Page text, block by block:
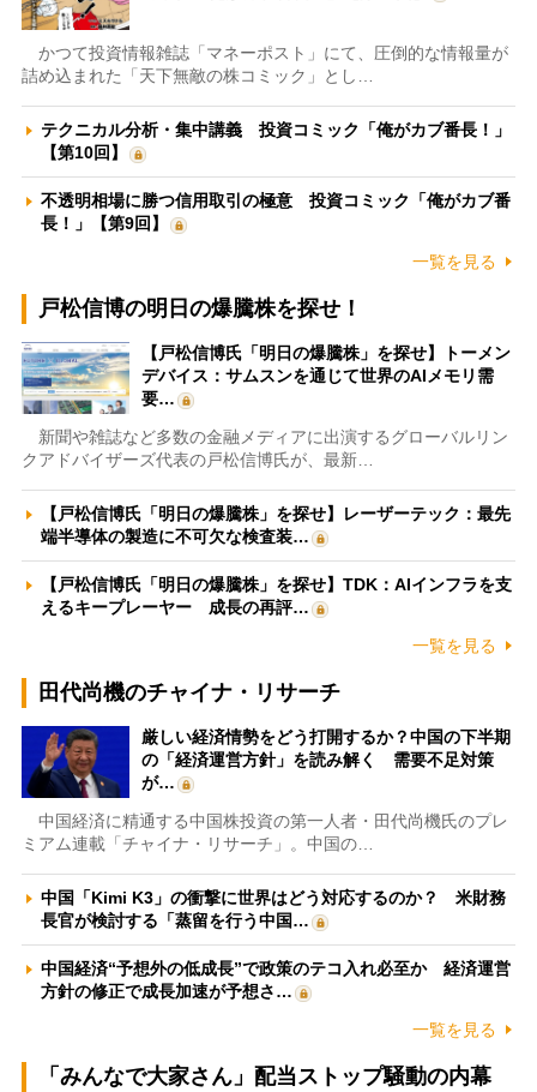
かつて投資情報雑誌「マネーポスト」にて、圧倒的な情報量が
詰め込まれた「天下無敵の株コミック」とし…
テクニカル分析・集中講義 投資コミック「俺がカブ番長！」
【第10回】
不透明相場に勝つ信用取引の極意 投資コミック「俺がカブ番
長！」【第9回】
一覧を見る
戸松信博の明日の爆騰株を探せ！
【戸松信博氏「明日の爆騰株」を探せ】トーメン
デバイス：サムスンを通じて世界のAIメモリ需
要…
新聞や雑誌など多数の金融メディアに出演するグローバルリン
クアドバイザーズ代表の戸松信博氏が、最新…
【戸松信博氏「明日の爆騰株」を探せ】レーザーテック：最先
端半導体の製造に不可欠な検査装…
【戸松信博氏「明日の爆騰株」を探せ】TDK：AIインフラを支
えるキープレーヤー 成長の再評…
一覧を見る
田代尚機のチャイナ・リサーチ
厳しい経済情勢をどう打開するか？中国の下半期
の「経済運営方針」を読み解く 需要不足対策
が…
中国経済に精通する中国株投資の第一人者・田代尚機氏のプレ
ミアム連載「チャイナ・リサーチ」。中国の…
中国「Kimi K3」の衝撃に世界はどう対応するのか？ 米財務
長官が検討する「蒸留を行う中国…
中国経済“予想外の低成長”で政策のテコ入れ必至か 経済運営
方針の修正で成長加速が予想さ…
一覧を見る
「みんなで大家さん」配当ストップ騒動の内幕